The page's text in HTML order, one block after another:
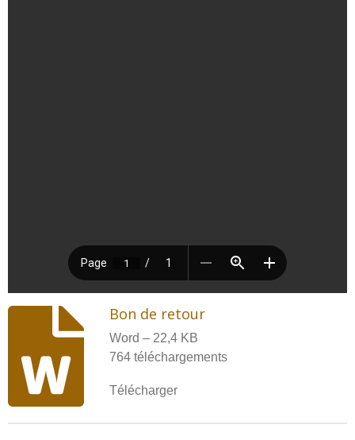
Bon de retour
Word – 22,4 KB
764 téléchargements
Télécharger